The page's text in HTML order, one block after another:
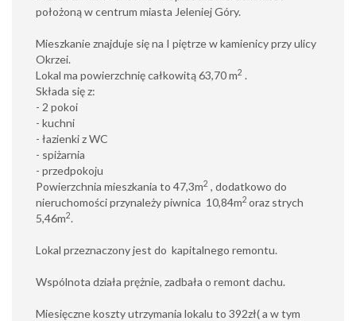
położoną w centrum miasta Jeleniej Góry.
Mieszkanie znajduje się na I piętrze w kamienicy przy ulicy
Okrzei.
Lokal ma powierzchnię całkowitą 63,70 m2 .
Składa się z:
- 2 pokoi
- kuchni
- łazienki z WC
- spiżarnia
- przedpokoju
Powierzchnia mieszkania to 47,3m2 , dodatkowo do
nieruchomości przynależy piwnica 10,84m2 oraz strych
5,46m2.
Lokal przeznaczony jest do kapitalnego remontu.
Wspólnota działa prężnie, zadbała o remont dachu.
Miesięczne koszty utrzymania lokalu to 392zł( a w tym